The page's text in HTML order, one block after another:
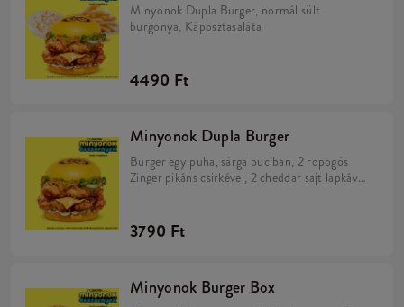
Minyonok Dupla Burger, normál sült
burgonya, Káposztasaláta
4490 Ft
Minyonok Dupla Burger
Burger egy puha, sárga buciban, 2 ropogós
Zinger pikáns csirkével, 2 cheddar sajt lapkával,
3790 Ft
Minyonok Burger Box